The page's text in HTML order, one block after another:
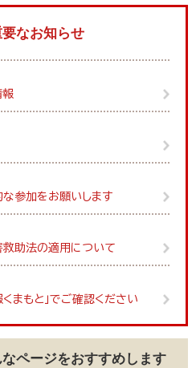
なお知らせ
報
参加をお願いします
助法の適用について
まもと」でご確認ください
なページをおすすめします